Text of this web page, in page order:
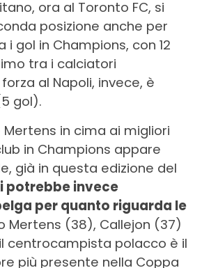
ora al Toronto FC, si
posizione anche per
i gol in Champions, con 12
tra i calciatori
al Napoli, invece, è
gol).
in cima ai migliori
in Champions appare
già in questa edizione del
potrebbe invece
per quanto riguarda le
Mertens (38), Callejon (37)
centrocampista polacco è il
più presente nella Coppa